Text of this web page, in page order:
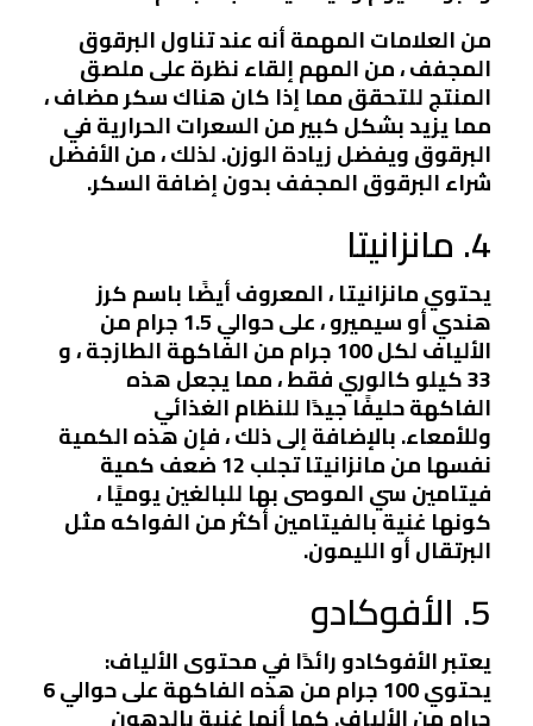
من العلامات المهمة أنه عند تناول البرقوق
المجفف ، من المهم إلقاء نظرة على ملصق
المنتج للتحقق مما إذا كان هناك سكر مضاف ،
مما يزيد بشكل كبير من السعرات الحرارية في
البرقوق ويفضل زيادة الوزن. لذلك ، من الأفضل
شراء البرقوق المجفف بدون إضافة السكر.
4. مانزانيتا
يحتوي مانزانيتا ، المعروف أيضًا باسم كرز
هندي أو سيميرو ، على حوالي 1.5 جرام من
الألياف لكل 100 جرام من الفاكهة الطازجة ، و
33 كيلو كالوري فقط ، مما يجعل هذه
الفاكهة حليفًا جيدًا للنظام الغذائي
وللأمعاء. بالإضافة إلى ذلك ، فإن هذه الكمية
نفسها من مانزانيتا تجلب 12 ضعف كمية
فيتامين سي الموصى بها للبالغين يوميًا ،
كونها غنية بالفيتامين أكثر من الفواكه مثل
البرتقال أو الليمون.
5. الأفوكادو
يعتبر الأفوكادو رائدًا في محتوى الألياف:
يحتوي 100 جرام من هذه الفاكهة على حوالي 6